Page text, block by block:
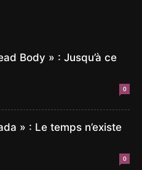
Body » : Jusqu’à ce
0
» : Le temps n’existe
0